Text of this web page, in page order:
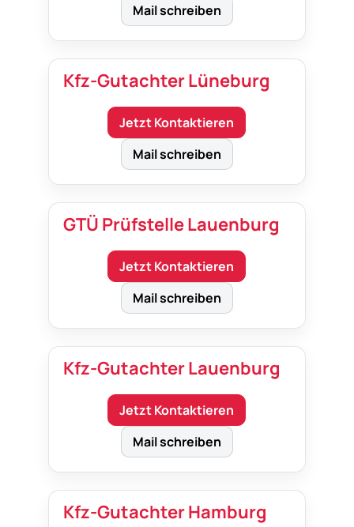
Mail schreiben
Kfz-Gutachter Lüneburg
Jetzt Kontaktieren
Mail schreiben
GTÜ Prüfstelle Lauenburg
Jetzt Kontaktieren
Mail schreiben
Kfz-Gutachter Lauenburg
Jetzt Kontaktieren
Mail schreiben
Kfz-Gutachter Hamburg